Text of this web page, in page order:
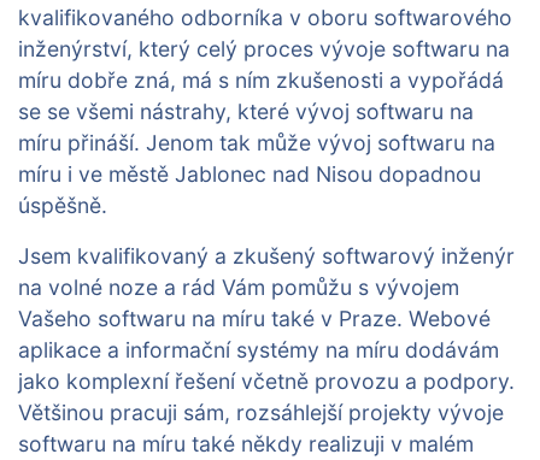
kvalifikovaného odborníka v oboru softwarového
inženýrství, který celý proces vývoje softwaru na
míru dobře zná, má s ním zkušenosti a vypořádá
se se všemi nástrahy, které vývoj softwaru na
míru přináší. Jenom tak může vývoj softwaru na
míru i ve městě Jablonec nad Nisou dopadnou
úspěšně.
Jsem kvalifikovaný a zkušený softwarový inženýr
na volné noze a rád Vám pomůžu s vývojem
Vašeho softwaru na míru také v Praze. Webové
aplikace a informační systémy na míru dodávám
jako komplexní řešení včetně provozu a podpory.
Většinou pracuji sám, rozsáhlejší projekty vývoje
softwaru na míru také někdy realizuji v malém